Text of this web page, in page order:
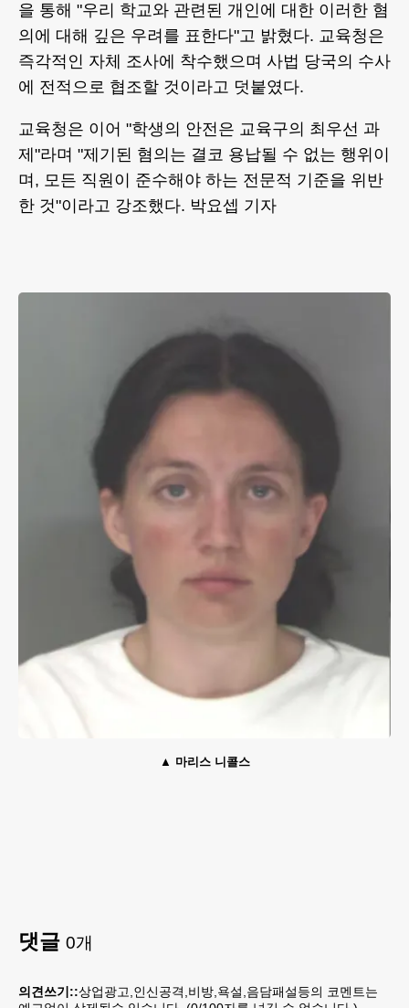
을 통해 "우리 학교와 관련된 개인에 대한 이러한 혐
의에 대해 깊은 우려를 표한다"고 밝혔다. 교육청은
즉각적인 자체 조사에 착수했으며 사법 당국의 수사
에 전적으로 협조할 것이라고 덧붙였다.
교육청은 이어 "학생의 안전은 교육구의 최우선 과
제"라며 "제기된 혐의는 결코 용납될 수 없는 행위이
며, 모든 직원이 준수해야 하는 전문적 기준을 위반
한 것"이라고 강조했다. 박요셉 기자
마리스 니콜스
댓글 0개
의견쓰기::상업광고,인신공격,비방,욕설,음담패설등의 코멘트는